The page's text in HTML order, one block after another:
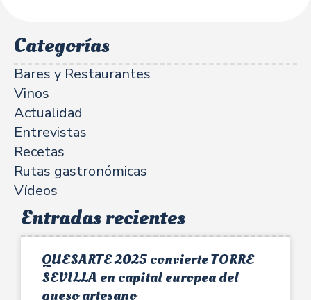
Categorías
Bares y Restaurantes
Vinos
Actualidad
Entrevistas
Recetas
Rutas gastronómicas
Vídeos
Entradas recientes
QUESARTE 2025 convierte TORRE
SEVILLA en capital europea del
queso artesano